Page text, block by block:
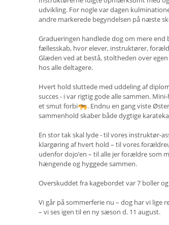
udvikling. For nogle var dagen
andre markerede begyndelsen på næste
Gradueringen handlede dog om mere
fællesskab, hvor elever, instruktører,
Glæden ved at bestå, stoltheden over
hos alle deltagere.
Hvert hold sluttede med uddeling af
succes - i var rigtig gode alle sammen.
et smut forbi
. Endnu en gang viste
sammenhold skaber både dygtige
En stor tak skal lyde - til vores instruktør-
klargøring af hvert hold – til vores
udenfor dojo’en – til alle jer forældre som
hængende og hyggede sammen.
Overskuddet fra kagebordet var 7 boller
Vi går på sommerferie nu – dog har vi lige
– vi ses igen til en ny sæson d. 11 august.